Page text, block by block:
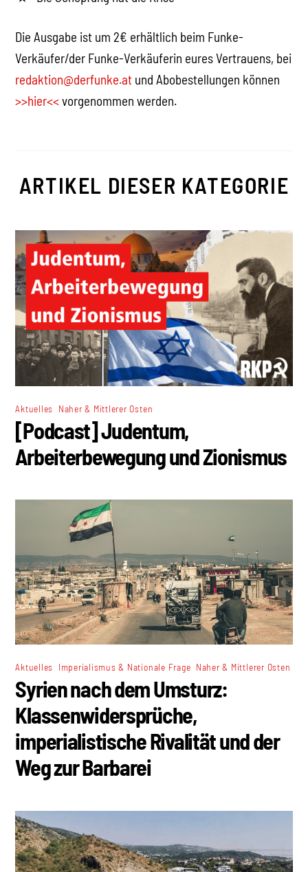
Die Ausgabe ist um 2€ erhältlich beim Funke-
Verkäufer/der Funke-Verkäuferin eures Vertrauens, bei
redaktion@derfunke.at und Abobestellungen können
>>hier<<vorgenommen werden.
ARTIKEL DIESER KATEGORIE
Aktuelles Naher & Mittlerer Osten
[Podcast] Judentum,
Arbeiterbewegung und Zionismus
Aktuelles Imperialismus & Nationale Frage Naher & Mittlerer Osten
Syrien nach dem Umsturz:
Klassenwidersprüche,
imperialistische Rivalität und der
Weg zur Barbarei